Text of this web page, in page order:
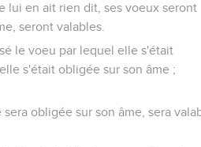
lui en ait rien dit, ses voeux seront
seront valables.
le voeu par lequel elle s'était
s'était obligée sur son âme ;
obligée sur son âme, sera